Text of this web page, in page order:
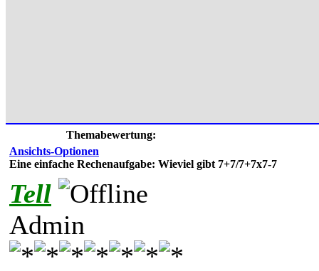
Themabewertung:
Ansichts-Optionen
Eine einfache Rechenaufgabe: Wieviel gibt 7+7/7+7x7-7
Tell
Admin